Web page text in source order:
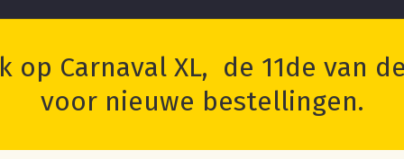
op Carnaval XL, de 11de van
voor nieuwe bestellingen.